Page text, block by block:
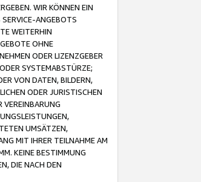
WIR KÖNNEN EIN
SERVICE-ANGEBOTS
WEITERHIN
OHNE
ODER LIZENZGEBER
SYSTEMABSTÜRZE;
VON DATEN, BILDERN,
ODER JURISTISCHEN
VEREINBARUNG
UMSÄTZEN,
MIT IHRER TEILNAHME AM
KEINE BESTIMMUNG
DIE NACH DEN